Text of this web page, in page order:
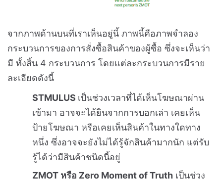
จากภาพด้านบนที่เราเห็นอยู่นี้ ภาพนี้คือภาพจำลอง
กระบวนการของการสั่งซื้อสินค้าของผู้ซื้อ ซึ่งจะเห็นว่า
มี ทั้งสิ้น 4 กระบวนการ โดยแต่ละกระบวนการมีราย
ละเอียดดังนี้
STMULUS เป็นช่วงเวลาที่ได้เห็นโฆษณาผ่าน
เข้ามา อาจจะได้ยินจากการบอกเล่า เคยเห็น
ป้ายโฆษณา หรือเคยเห็นสินค้าในทางใดทาง
หนึ่ง ซึ่งอาจจะยังไม่ได้รู้จักสินค้ามากนัก แต่รับ
รู้ได้ว่ามีสินค้าชนิดนี้อยู่
ZMOT หรือ Zero Moment of Truth เป็นช่วง